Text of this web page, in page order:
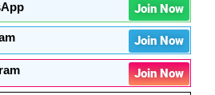
Join Now
Join Now
Join Now